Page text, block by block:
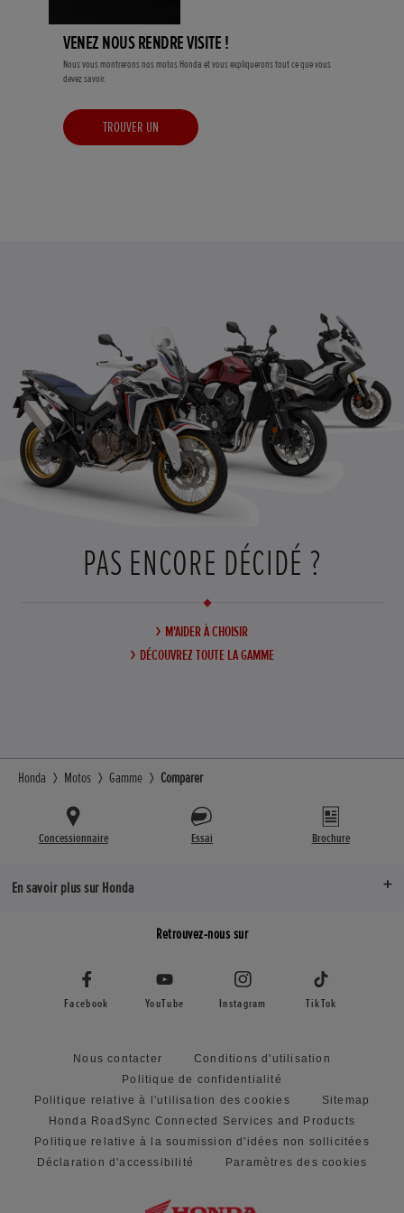
VENEZ NOUS RENDRE VISITE !
Nous vous montrerons nos motos Honda et vous expliquerons tout ce que vous
devez savoir.
TROUVER UN
PAS ENCORE DÉCIDÉ ?
M'AIDER À CHOISIR
DÉCOUVREZ TOUTE LA GAMME
Honda Motos Gamme Comparer
Concessionnaire Essai Brochure
En savoir plus sur Honda
Retrouvez-nous sur
Facebook YouTube Instagram TikTok
Nous contacter
Conditions d'utilisation
Politique de confidentialité
Politique relative à l'utilisation des cookies
Sitemap
Honda RoadSync Connected Services and Products
Politique relative à la soumission d'idées non sollicitées
Déclaration d'accessibilité
Paramètres des cookies